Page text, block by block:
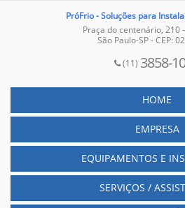
Chiller de resfriamento
Chiller para água gelada
Chiller para resfriamento de aves
Empresas de câmaras frigoríficas
Fábrica de câmaras frigoríficas
Fabricantes de câmaras frias
Fabricantes de câmaras frigoríficas
Racks de refrigeração
PróFrio - Soluções para
Praça do centenário, 210
São Paulo-SP - CEP:
(11) 3858-
HOME
EMPRESA
EQUIPAMENTOS E
SERVIÇOS /